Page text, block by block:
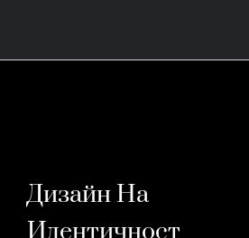
Дизайн На
Идентичност